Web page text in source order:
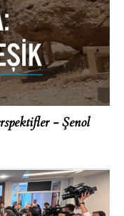
- Şenol